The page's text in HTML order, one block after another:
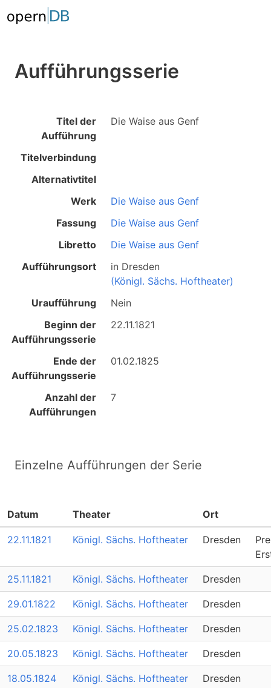
Aufführungsserie
Titel der
Aufführung
Die Waise aus Genf
Titelverbindung
Alternativtitel
Werk
Die Waise aus Genf
Fassung
Die Waise aus Genf
Libretto
Die Waise aus Genf
Aufführungsort
in Dresden
(Königl. Sächs. Hoftheater)
Uraufführung
Nein
Beginn der
Aufführungsserie
22.11.1821
Ende der
Aufführungsserie
01.02.1825
Anzahl der
Aufführungen
7
Einzelne Aufführungen der Serie
Datum Theater Ort
22.11.1821 Königl. Sächs. Hoftheater Dresden
25.11.1821 Königl. Sächs. Hoftheater Dresden
29.01.1822 Königl. Sächs. Hoftheater Dresden
25.02.1823 Königl. Sächs. Hoftheater Dresden
20.05.1823 Königl. Sächs. Hoftheater Dresden
18.05.1824 Königl. Sächs. Hoftheater Dresden